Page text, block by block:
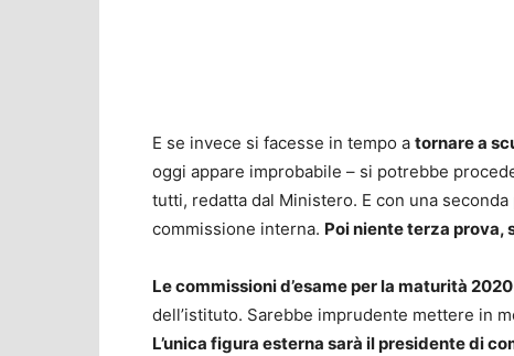
E se invece si facesse in tempo a tornare a
oggi appare improbabile – si potrebbe
tutti, redatta dal Ministero. E con una
commissione interna. Poi niente terza prova,
Le commissioni d’esame per la maturità
dell’istituto. Sarebbe imprudente mettere in
L’unica figura esterna sarà il presidente di